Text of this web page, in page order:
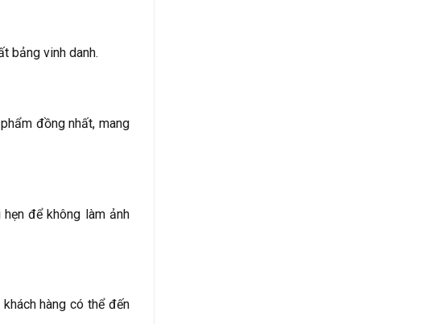
bảng vinh danh.
đồng nhất, mang
để không làm ảnh
hàng có thể đến